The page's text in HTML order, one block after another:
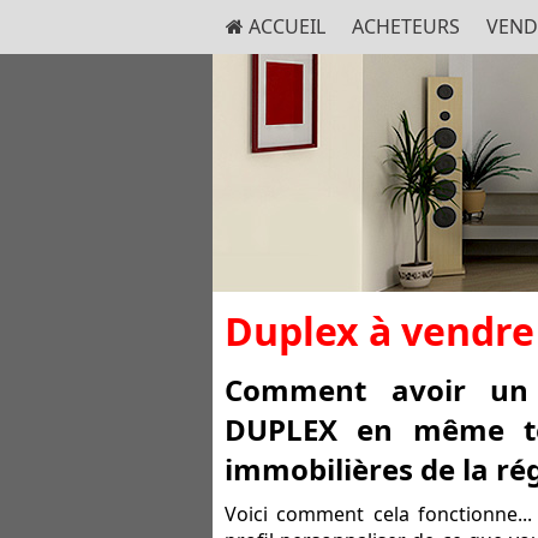
ACCUEIL ACHETEURS
Duplex à
Comment avoir
DUPLEX en même
immobilières de la
Voici comment cela